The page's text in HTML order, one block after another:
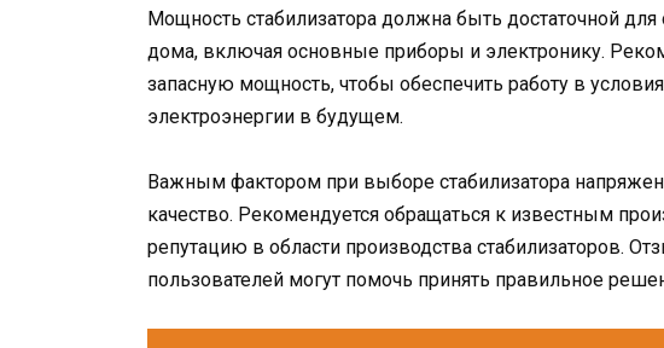
Мощность стабилизатора должна быть достаточной для
дома, включая основные приборы и электронику.
запасную мощность, чтобы обеспечить работу в
электроэнергии в будущем.
Важным фактором при выборе стабилизатора
качество. Рекомендуется обращаться к известным
репутацию в области производства стабилизаторов.
пользователей могут помочь принять правильное